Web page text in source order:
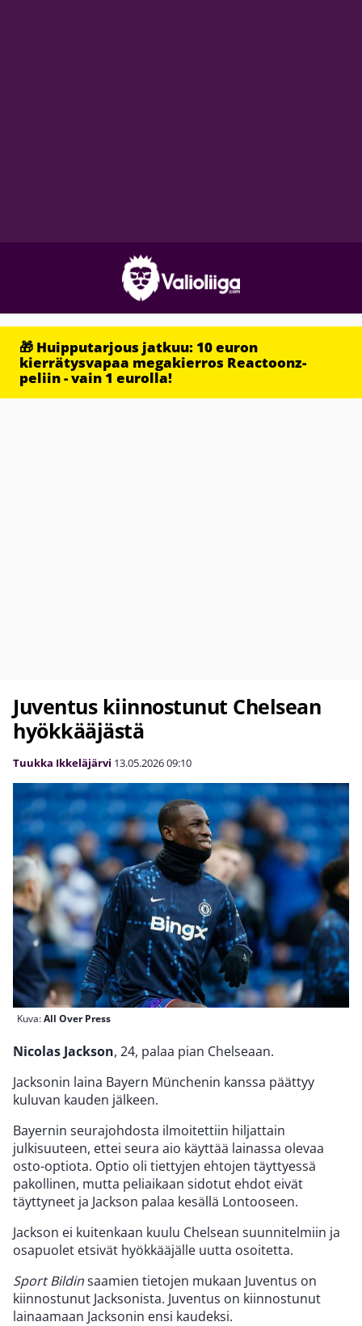
🎁 Huipputarjous jatkuu: 10 euron
kierrätysvapaa megakierros Reactoonz-
peliin - vain 1 eurolla!
Juventus kiinnostunut Chelsean
hyökkääjästä
Tuukka Ikkeläjärvi 13.05.202609:10
Kuva:All Over Press
Nicolas Jackson, 24, palaa pian Chelseaan.
Jacksonin laina Bayern Münchenin kanssa päättyy
kuluvan kauden jälkeen.
Bayernin seurajohdosta ilmoitettiin hiljattain
julkisuuteen, ettei seura aio käyttää lainassa olevaa
osto-optiota. Optio oli tiettyjen ehtojen täyttyessä
pakollinen, mutta peliaikaan sidotut ehdot eivät
täyttyneet ja Jackson palaa kesällä Lontooseen.
Jackson ei kuitenkaan kuulu Chelsean suunnitelmiin ja
osapuolet etsivät hyökkääjälle uutta osoitetta.
Sport Bildinsaamien tietojen mukaan Juventus on
kiinnostunut Jacksonista. Juventus on kiinnostunut
lainaamaan Jacksonin ensi kaudeksi.